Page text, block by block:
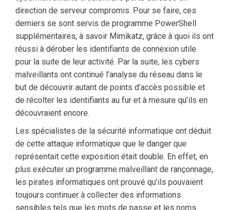
direction de serveur compromis. Pour se faire, ces
derniers se sont servis de programme PowerShell
supplémentaires, à savoir Mimikatz, grâce à quoi ils ont
réussi à dérober les identifiants de connexion utile
pour la suite de leur activité. Par la suite, les cybers
malveillants ont continué l’analyse du réseau dans le
but de découvrir autant de points d’accès possible et
de récolter les identifiants au fur et à mesure qu’ils en
découvraient encore.
Les spécialistes de la sécurité informatique ont déduit
de cette attaque informatique que le danger que
représentait cette exposition était double. En effet, en
plus exécuter un programme malveillant de rançonnage,
les pirates informatiques ont prouvé qu’ils pouvaient
toujours continuer à collecter des informations
sensibles tels que les mots de passe et les noms